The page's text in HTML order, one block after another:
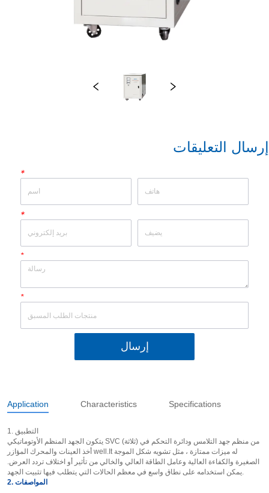
إرسال التعليقات
*
*
*
*
إرسال
Application Characteristics Specifications